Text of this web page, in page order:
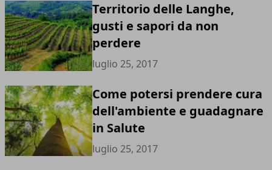
Territorio delle Langhe,
gusti e sapori da non
perdere
luglio 25, 2017
Come potersi prendere cura
dell'ambiente e guadagnare
in Salute
luglio 25, 2017